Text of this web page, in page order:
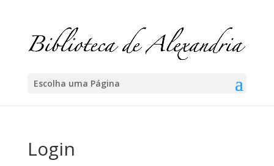
Escolha uma Página
Login